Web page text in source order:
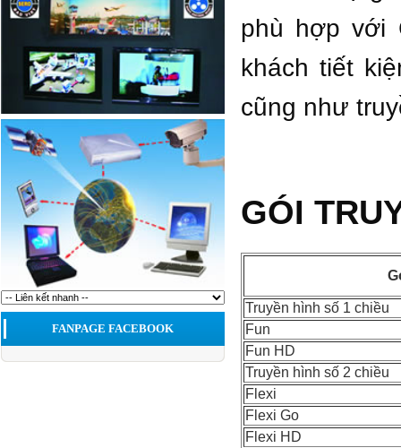
FANPAGE FACEBOOK
phù hợp với
khách tiết
cũng như
GÓI
Truyền hình số 1 chiều
Fun
Fun HD
Truyền hình số 2 chiều
Flexi
Flexi Go
Flexi HD